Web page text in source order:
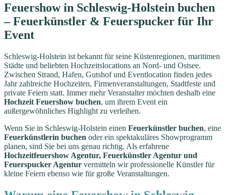
Feuershow in Schleswig-Holstein buchen
– Feuerkünstler & Feuerspucker für Ihr
Event
Schleswig-Holstein ist bekannt für seine Küstenregionen, maritimen
Städte und beliebten Hochzeitslocations an Nord- und Ostsee.
Zwischen Strand, Hafen, Gutshof und Eventlocation finden jedes
Jahr zahlreiche Hochzeiten, Firmenveranstaltungen, Stadtfeste und
private Feiern statt. Immer mehr Veranstalter möchten deshalb eine
Hochzeit Feuershow buchen, um ihrem Event ein
außergewöhnliches Highlight zu verleihen.
Wenn Sie in Schleswig-Holstein einen Feuerkünstler buchen, eine
Feuerkünstlerin buchen oder ein spektakuläres Showprogramm
planen, sind Sie bei uns genau richtig. Als erfahrene
Hochzeitfeuershow Agentur, Feuerkünstler Agentur und
Feuerspucker Agentur vermitteln wir professionelle Künstler für
kleine Feiern ebenso wie für große Veranstaltungen.